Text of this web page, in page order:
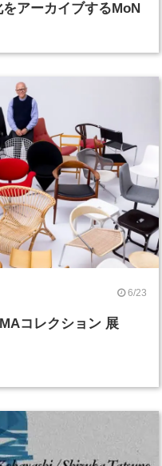
をアーカイブするMoN
6/23
コレクション 展